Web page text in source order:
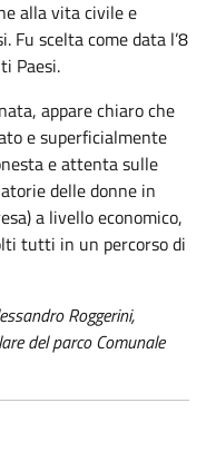
alla vita civile e
Fu scelta come data l’8
Paesi.
appare chiaro che
e superficialmente
e attenta sulle
delle donne in
a livello economico,
tutti in un percorso di
Roggerini,
del parco Comunale